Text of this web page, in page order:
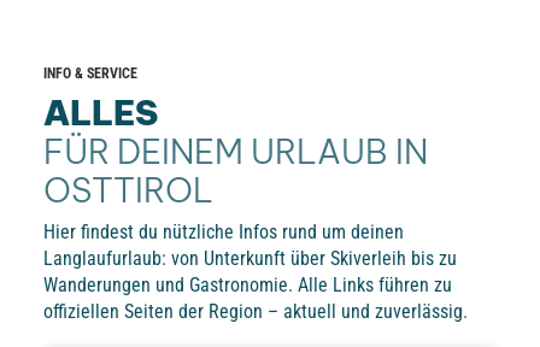
INFO & SERVICE
ALLES
FÜR DEINEM URLAUB IN
OSTTIROL
Hier findest du nützliche Infos rund um deinen
Langlaufurlaub: von Unterkunft über Skiverleih bis zu
Wanderungen und Gastronomie. Alle Links führen zu
offiziellen Seiten der Region – aktuell und zuverlässig.